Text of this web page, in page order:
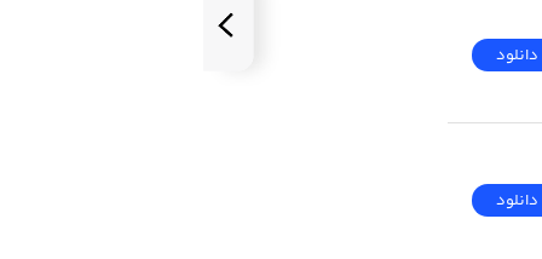
دانلود
دانلود